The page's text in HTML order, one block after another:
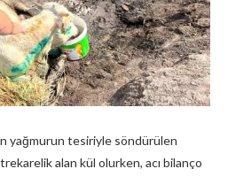
yağmurun tesiriyle söndürülen
alan kül olurken, acı bilanço